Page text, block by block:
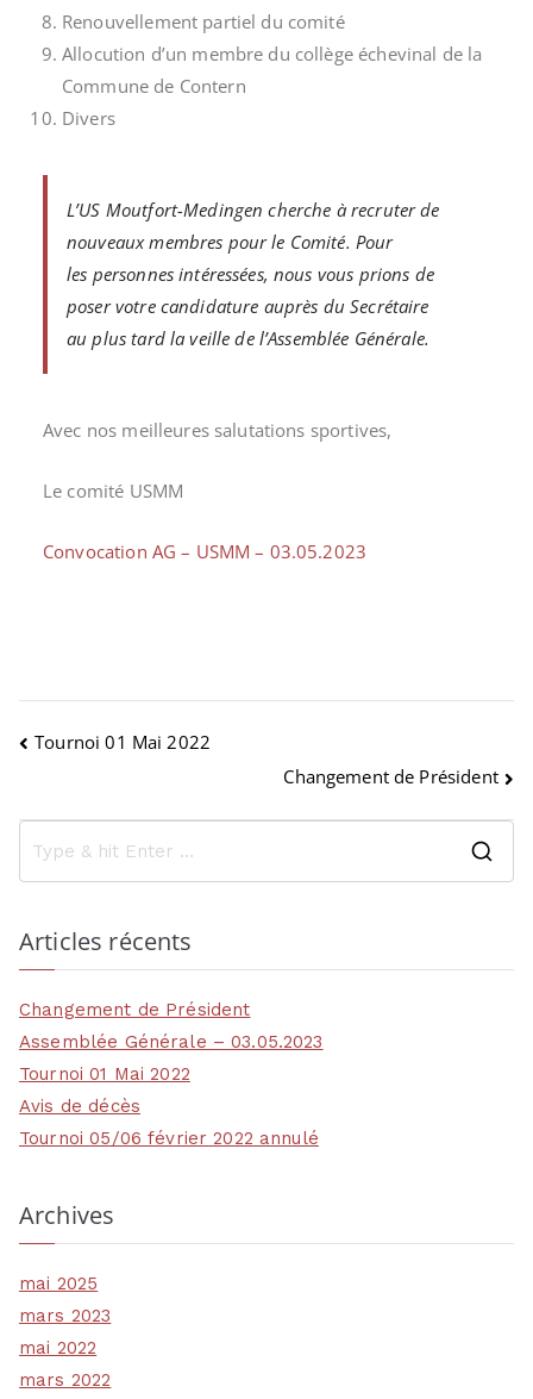
Renouvellement partiel du comité
Allocution d’un membre du collège échevinal de la
Commune de Contern
Divers
L’US Moutfort-Medingen cherche à recruter de
nouveaux membres pour le Comité. Pour
les personnes intéressées, nous vous prions de
poser votre candidature auprès du Secrétaire
au plus tard la veille de l’Assemblée Générale.
Avec nos meilleures salutations sportives,
Le comité USMM
Convocation AG – USMM – 03.05.2023
Tournoi 01 Mai 2022
Changement de Président
Articles récents
Changement de Président
Assemblée Générale – 03.05.2023
Tournoi 01 Mai 2022
Avis de décès
Tournoi 05/06 février 2022 annulé
Archives
mai 2025
mars 2023
mai 2022
mars 2022